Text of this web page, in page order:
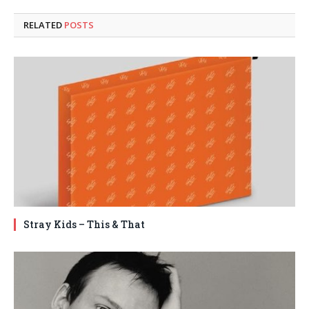
RELATED POSTS
Stray Kids – This & That